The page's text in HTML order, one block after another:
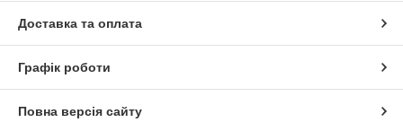
Доставка та оплата
Графік роботи
Повна версія сайту